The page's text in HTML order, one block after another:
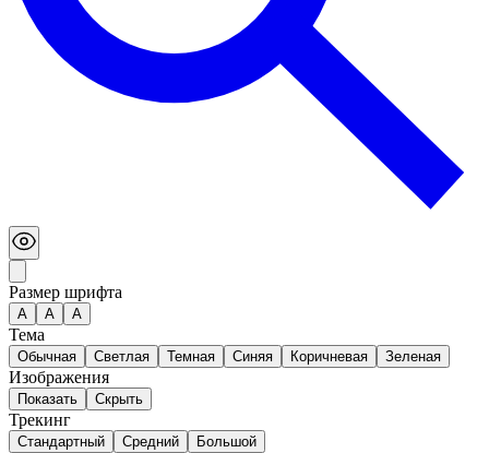
Размер шрифта
А A A
Тема
Обычная Светлая Темная Синяя Коричневая Зеленая
Изображения
Показать Скрыть
Трекинг
Стандартный Средний Большой